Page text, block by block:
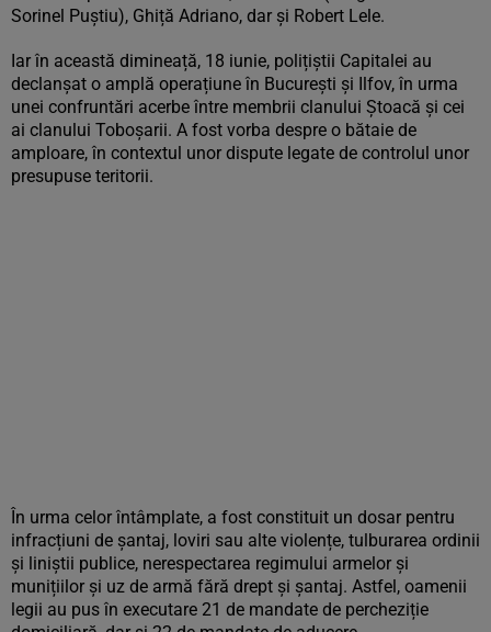
Sorinel Puștiu), Ghiță Adriano, dar și Robert Lele.
Iar în această dimineață, 18 iunie, polițiștii Capitalei au
declanșat o amplă operațiune în București și Ilfov, în urma
unei confruntări acerbe între membrii clanului Ștoacă și cei
ai clanului Toboșarii. A fost vorba despre o bătaie de
amploare, în contextul unor dispute legate de controlul unor
presupuse teritorii.
În urma celor întâmplate, a fost constituit un dosar pentru
infracțiuni de șantaj, loviri sau alte violențe, tulburarea ordinii
și liniștii publice, nerespectarea regimului armelor și
munițiilor și uz de armă fără drept și șantaj. Astfel, oamenii
legii au pus în executare 21 de mandate de percheziție